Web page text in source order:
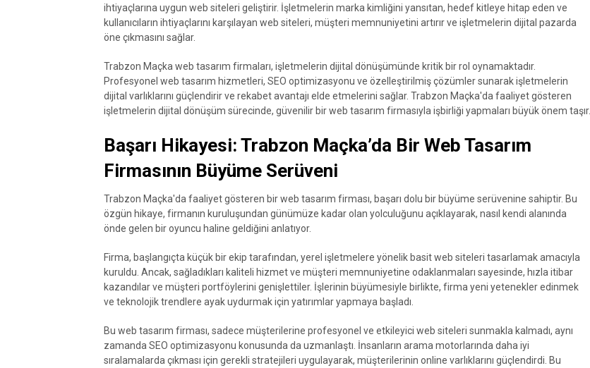
ihtiyaçlarına uygun web siteleri geliştirir. İşletmelerin marka kimliğini yansıtan, hedef kitleye hitap eden ve
kullanıcıların ihtiyaçlarını karşılayan web siteleri, müşteri memnuniyetini artırır ve işletmelerin dijital pazarda
öne çıkmasını sağlar.
Trabzon Maçka web tasarım firmaları, işletmelerin dijital dönüşümünde kritik bir rol oynamaktadır.
Profesyonel web tasarım hizmetleri, SEO optimizasyonu ve özelleştirilmiş çözümler sunarak işletmelerin
dijital varlıklarını güçlendirir ve rekabet avantajı elde etmelerini sağlar. Trabzon Maçka'da faaliyet gösteren
işletmelerin dijital dönüşüm sürecinde, güvenilir bir web tasarım firmasıyla işbirliği yapmaları büyük önem taşır.
Başarı Hikayesi: Trabzon Maçka’da Bir Web Tasarım
Firmasının Büyüme Serüveni
Trabzon Maçka'da faaliyet gösteren bir web tasarım firması, başarı dolu bir büyüme serüvenine sahiptir. Bu
özgün hikaye, firmanın kuruluşundan günümüze kadar olan yolculuğunu açıklayarak, nasıl kendi alanında
önde gelen bir oyuncu haline geldiğini anlatıyor.
Firma, başlangıçta küçük bir ekip tarafından, yerel işletmelere yönelik basit web siteleri tasarlamak amacıyla
kuruldu. Ancak, sağladıkları kaliteli hizmet ve müşteri memnuniyetine odaklanmaları sayesinde, hızla itibar
kazandılar ve müşteri portföylerini genişlettiler. İşlerinin büyümesiyle birlikte, firma yeni yetenekler edinmek
ve teknolojik trendlere ayak uydurmak için yatırımlar yapmaya başladı.
Bu web tasarım firması, sadece müşterilerine profesyonel ve etkileyici web siteleri sunmakla kalmadı, aynı
zamanda SEO optimizasyonu konusunda da uzmanlaştı. İnsanların arama motorlarında daha iyi
sıralamalarda çıkması için gerekli stratejileri uygulayarak, müşterilerinin online varlıklarını güçlendirdi. Bu